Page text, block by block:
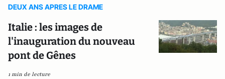
DEUX ANS APRES LE DRAME
Italie : les images de
l'inauguration du nouveau
pont de Gênes
1 min de lecture